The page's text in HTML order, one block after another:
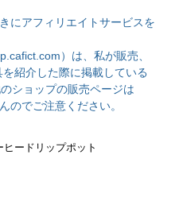
にアフィリエイトサービスを
）は、私が販売、
紹介した際に掲載している
ショップの販売ページは
のでご注意ください。
ヒードリップポット